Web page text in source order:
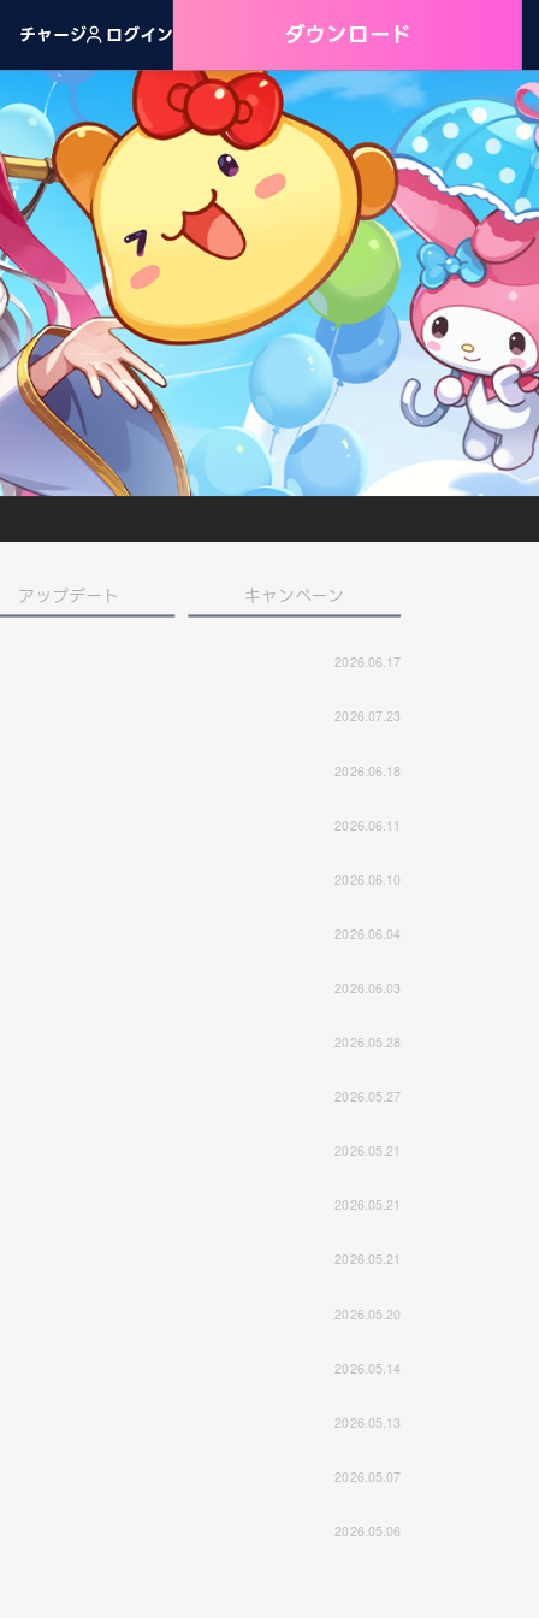
チャージ ログイン ダウンロード
アップデート キャンペーン
2026.06.17
2026.07.23
2026.06.18
2026.06.11
2026.06.10
2026.06.04
2026.06.03
2026.05.28
2026.05.27
2026.05.21
2026.05.21
2026.05.21
2026.05.20
2026.05.14
2026.05.13
2026.05.07
2026.05.06